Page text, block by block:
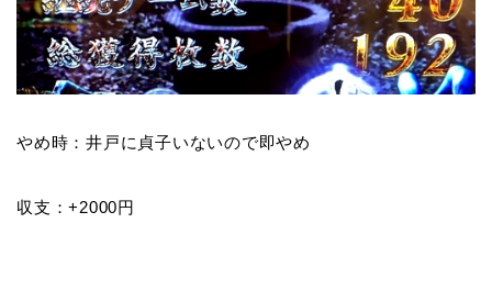
やめ時：井戸に貞子いないので即やめ
収支：+2000円